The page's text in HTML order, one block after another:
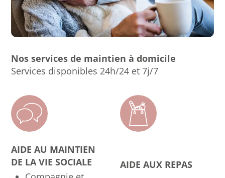
Nos services de maintien à domicile
Services disponibles 24h/24 et 7j/7
AIDE AU MAINTIEN
DE LA VIE SOCIALE
AIDE AUX REPAS